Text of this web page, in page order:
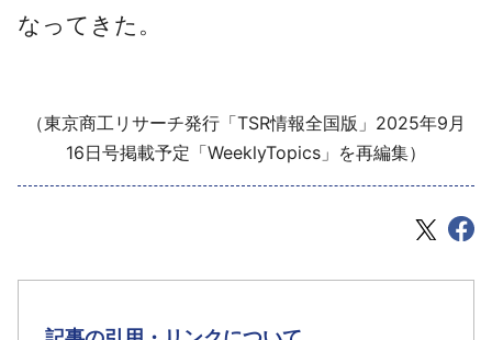
なってきた。
（東京商工リサーチ発行「TSR情報全国版」2025年9月
16日号掲載予定「WeeklyTopics」を再編集）